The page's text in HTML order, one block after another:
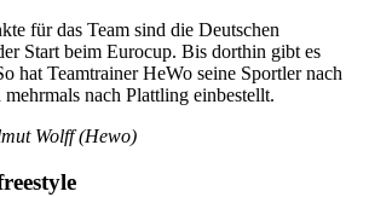
für das Team sind die Deutschen
Start beim Eurocup. Bis dorthin gibt es
hat Teamtrainer HeWo seine Sportler nach
nach Plattling einbestellt.
Wolff (Hewo)